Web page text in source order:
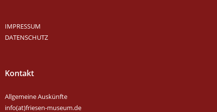
IMPRESSUM
DATENSCHUTZ
Kontakt
Allgemeine Auskünfte
info(at)friesen-museum.de